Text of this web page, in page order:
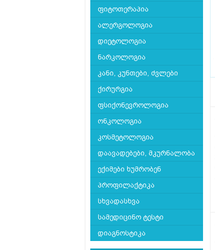
ფიტოთერაპია
ალერგოლოგია
დიეტოლოგია
ნარკოლოგია
კანი, კუნთები, ძვლები
ქირურგია
ფსიქონევროლოგია
ონკოლოგია
კოსმეტოლოგია
დაავადებები, მკურნალობა
ექიმები ხუმრობენ
პროფილაქტიკა
სხვადასხვა
სამედიცინო ტესტი
დიაგნოსტიკა